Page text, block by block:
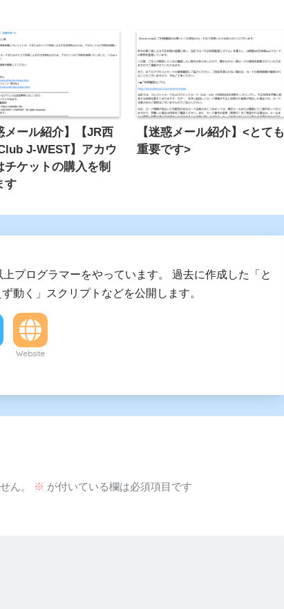
メール紹介】【JR西
J-WEST】アカウ
チケットの購入を制
す
【迷惑メール紹介】<とても
重要です>
上プログラマーをやっています。 過去に作成した「と
ず動く」スクリプトなどを公開します。
Website
ん。 ※ が付いている欄は必須項目です